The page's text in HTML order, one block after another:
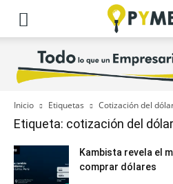
Inicio Etiquetas Cotización del
Etiqueta: cotización del
Kambista revela el
comprar dólares